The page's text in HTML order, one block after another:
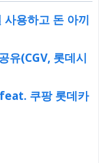
용하고 돈 아끼
유(CGV, 롯데시
쿠팡 롯데카